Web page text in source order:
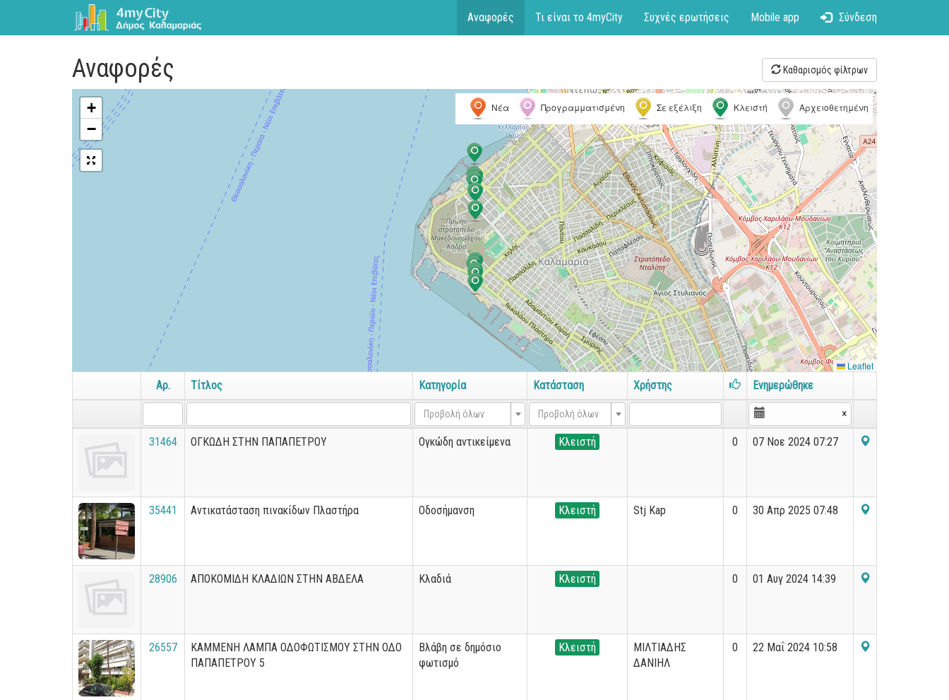
Αναφορές Τι είναι το 4myCity Συχνές ερωτήσεις Mobile app Σύνδεση
Αναφορές Καθαρισμός φίλτρων
+
−
Νέα Προγραμματισμένη Σε εξέλιξη Κλειστή Αρχειοθετημένη
Leaflet
Αρ. Τίτλος Κατηγορία Κατάσταση Χρήστης Ενημερώθηκε
Προβολή όλων Προβολή όλων ×
31464 ΟΓΚΩΔΗ ΣΤΗΝ ΠΑΠΑΠΕΤΡΟΥ Ογκώδη αντικείμενα Κλειστή 0 07 Νοε 2024 07:27
35441 Αντικατάσταση πινακίδων Πλαστήρα Οδοσήμανση Κλειστή Stj Kap 0 30 Απρ 2025 07:48
28906 ΑΠΟΚΟΜΙΔΗ ΚΛΑΔΙΩΝ ΣΤΗΝ ΑΒΔΕΛΑ Κλαδιά Κλειστή 0 01 Αυγ 2024 14:39
26557
ΚΑΜΜΕΝΗ ΛΑΜΠΑ ΟΔΟΦΩΤΙΣΜΟΥ ΣΤΗΝ ΟΔΟ
ΠΑΠΑΠΕΤΡΟΥ 5
Βλάβη σε δημόσιο
φωτισμό
Κλειστή
ΜΙΛΤΙΑΔΗΣ
ΔΑΝΙΗΛ
0 22 Μαΐ 2024 10:58